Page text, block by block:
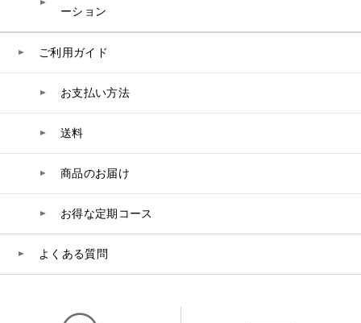
ーション
ご利用ガイド
お支払い方法
送料
商品のお届け
お得な定期コース
よくある質問